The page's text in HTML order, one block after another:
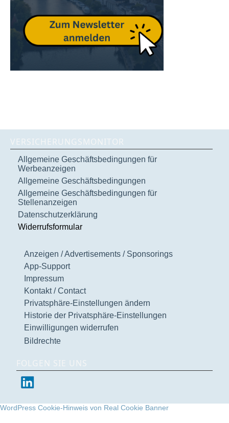
VERSICHERUNGSMONITOR
Allgemeine Geschäftsbedingungen für
Werbeanzeigen
Allgemeine Geschäftsbedingungen
Allgemeine Geschäftsbedingungen für
Stellenanzeigen
Datenschutzerklärung
Widerrufsformular
Anzeigen / Advertisements / Sponsorings
App-Support
Impressum
Kontakt / Contact
Privatsphäre-Einstellungen ändern
Historie der Privatsphäre-Einstellungen
Einwilligungen widerrufen
Bildrechte
FOLGEN SIE UNS
WordPress Cookie-Hinweis von Real Cookie Banner